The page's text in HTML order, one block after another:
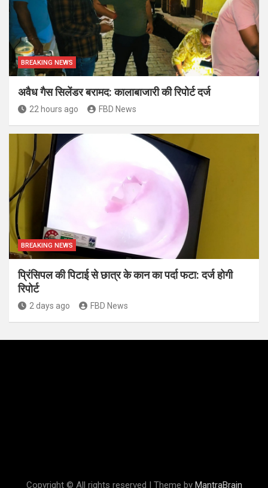
BREAKING NEWS
अवैध गैस सिलेंडर बरामद: कालाबाजारी की रिपोर्ट दर्ज
22 hours ago FBD News
BREAKING NEWS
प्रिंसिपल की पिटाई से छात्र के कान का पर्दा फटा: दर्ज होगी
रिपोर्ट
2 days ago FBD News
Copyright © All rights reserved | Theme by MantraBrain